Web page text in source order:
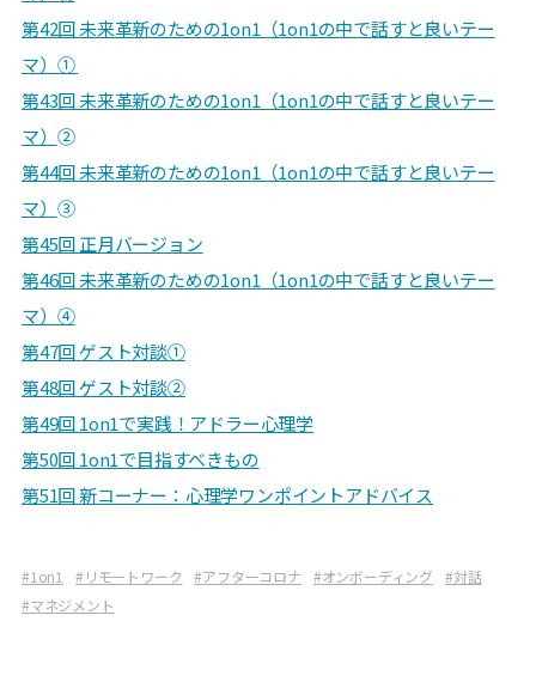
第42回 未来革新のための1on1（1on1の中で話すと良いテー
マ）①
第43回 未来革新のための1on1（1on1の中で話すと良いテー
マ） ②
第44回 未来革新のための1on1（1on1の中で話すと良いテー
マ） ③
第45回 正月バージョン
第46回 未来革新のための1on1（1on1の中で話すと良いテー
マ）④
第47回 ゲスト対談①
第48回 ゲスト対談②
第49回 1on1で実践！アドラー心理学
第50回 1on1で目指すべきもの
第51回 新コーナー：心理学ワンポイントアドバイス
#1on1 # リモートワーク #アフターコロナ #オンボーディング #対話
#マネジメント